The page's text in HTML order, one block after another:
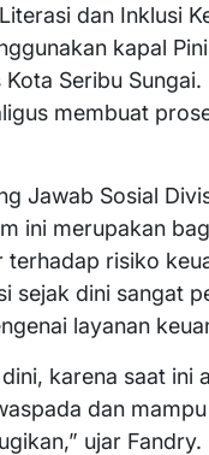
dan Inklusi
kapal
Seribu
membuat
Jawab Sosial
ini merupakan
risiko
sejak dini sangat
layanan
karena saat
dan
ujar Fandry.